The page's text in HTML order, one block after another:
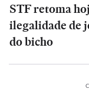
STF retoma
ilegalidade de
do bicho